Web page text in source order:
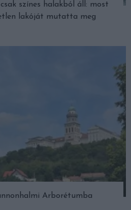
színes halakból áll: most
lakóját mutatta meg
Arborétumba